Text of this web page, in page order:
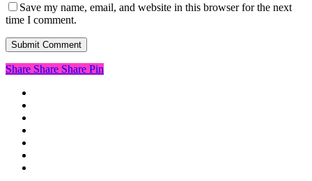
Save my name, email, and website in this browser for the next
time I comment.
Share Share Share Pin